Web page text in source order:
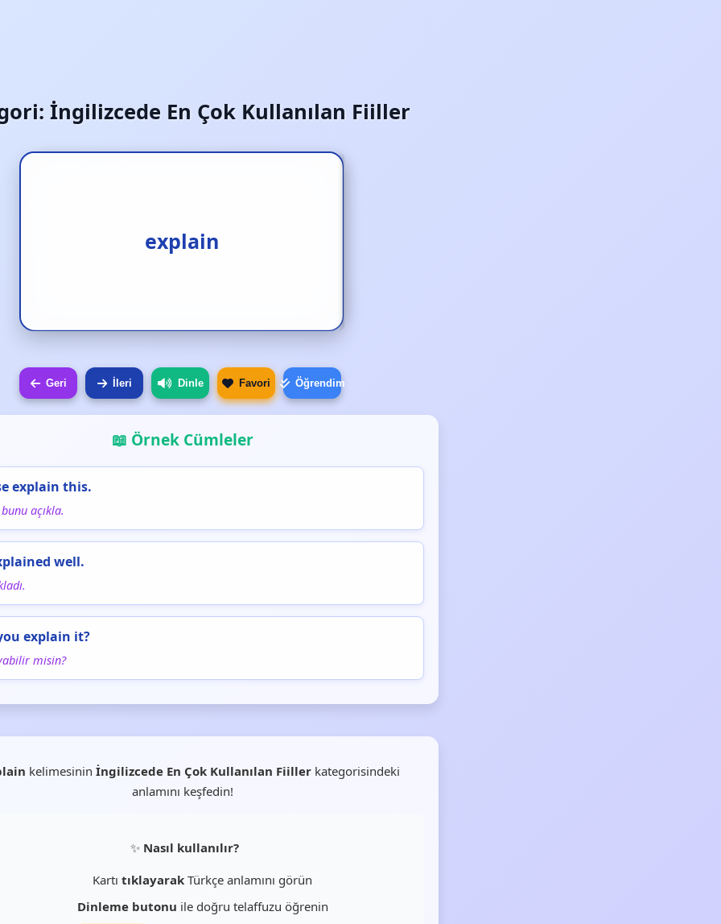
İngilizcede En Çok Kullanılan Fiiller
explain
açıklamak
Geri İleri Dinle Favori Öğrendim
📖 Örnek Cümleler
explain this.
açıkla.
well.
explain it?
misin?
kelimesinin İngilizcede En Çok Kullanılan Fiiller kategorisindeki
anlamını keşfedin!
✨ Nasıl kullanılır?
Kartı tıklayarak Türkçe anlamını görün
Dinleme butonu ile doğru telaffuzu öğrenin